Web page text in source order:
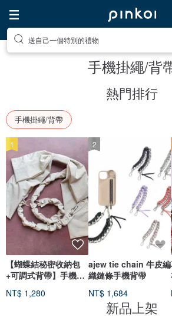
送自己一個特別的禮物
手機掛繩/背
熱門排行
手機掛繩/背帶
【蝴蝶結秘密收納包
+可調式背帶】手機掛
NT$ 1,280
1
ajew tie chain 牛皮編
織鏈條手機背帶
NT$ 1,684
2
新品上架